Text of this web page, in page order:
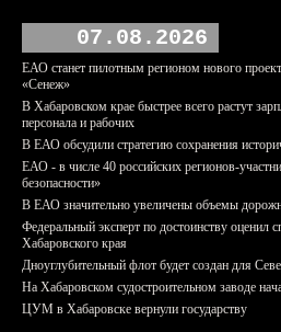
07.08.2026
ЕАО станет пилотным регионом нового
«Сенеж»
В Хабаровском крае быстрее всего растут
персонала и рабочих
В ЕАО обсудили стратегию сохранения
ЕАО - в числе 40 российских регионов-
безопасности»
В ЕАО значительно увеличены объемы
Федеральный эксперт по достоинству оценил
Хабаровского края
Дноуглубительный флот будет создан для
На Хабаровском судостроительном заводе
ЦУМ в Хабаровске вернули государству